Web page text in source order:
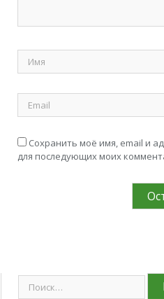
Сохранить моё имя, email и
для последующих моих